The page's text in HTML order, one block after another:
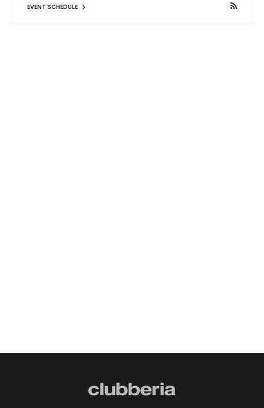
EVENT SCHEDULE